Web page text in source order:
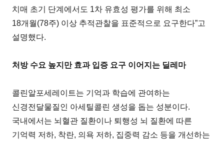
치매 초기 단계에서도 1차 유효성 평가를 위해 최소
18개월(78주) 이상 추적관찰을 표준적으로 요구한다”고
설명했다.
처방 수요 높지만 효과 입증 요구 이어지는 딜레마
콜린알포세레이트는 기억과 학습에 관여하는
신경전달물질인 아세틸콜린 생성을 돕는 성분이다.
국내에서는 뇌혈관 질환이나 퇴행성 뇌 질환에 따른
기억력 저하, 착란, 의욕 저하, 집중력 감소 등을 개선하는